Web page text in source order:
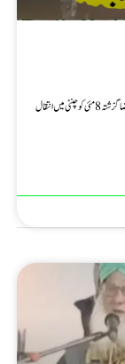
موسیٰ رضا : شخصیت اور شاعری معصوم مرادآبادی سینئر اہل کار اور ممتازماہر تعلیم موسیٰ رضا گزشتہ 8 مئی کو چنئی میں انتقال